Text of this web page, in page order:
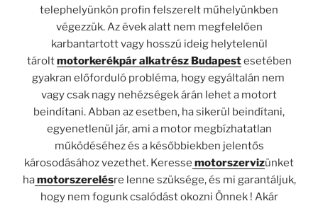
telephelyünkön profin felszerelt műhelyünkben
végezzük. Az évek alatt nem megfelelően
karbantartott vagy hosszú ideig helytelenül
tároltmotorkerékpár alkatrész Budapestesetében
gyakran előforduló probléma, hogy egyáltalán nem
vagy csak nagy nehézségek árán lehet a motort
beindítani. Abban az esetben, ha sikerül beindítani,
egyenetlenül jár, ami a motor megbízhatatlan
működéséhez és a későbbiekben jelentős
károsodásához vezethet. Keresse motorszervizünket
hamotorszerelésre lenne szüksége, és mi garantáljuk,
hogy nem fogunk csalódást okozni Önnek ! Akár